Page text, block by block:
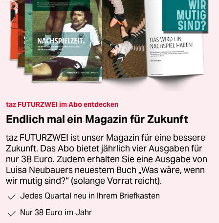
taz FUTURZWEI im Abo entdecken
Endlich mal ein Magazin für Zukunft
taz FUTURZWEI ist unser Magazin für eine bessere
Zukunft. Das Abo bietet jährlich vier Ausgaben für
nur 38 Euro. Zudem erhalten Sie eine Ausgabe von
Luisa Neubauers neuestem Buch „Was wäre, wenn
wir mutig sind?“ (solange Vorrat reicht).
Jedes Quartal neu in Ihrem Briefkasten
Nur 38 Euro im Jahr